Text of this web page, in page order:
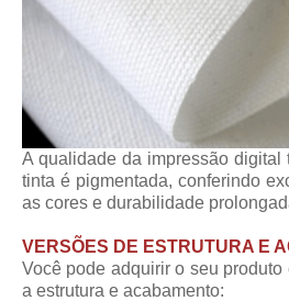
A qualidade da impressão digital
tinta é pigmentada, conferindo
as cores e durabilidade
VERSÕES DE ESTRUTURA E
Você pode adquirir o seu
a estrutura e acabamento: